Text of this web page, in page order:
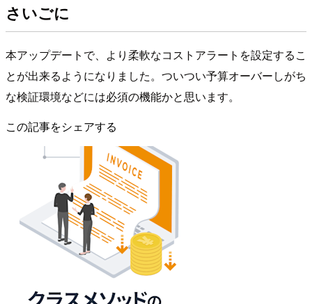
さいごに
本アップデートで、より柔軟なコストアラートを設定するこ
とが出来るようになりました。ついつい予算オーバーしがち
な検証環境などには必須の機能かと思います。
この記事をシェアする